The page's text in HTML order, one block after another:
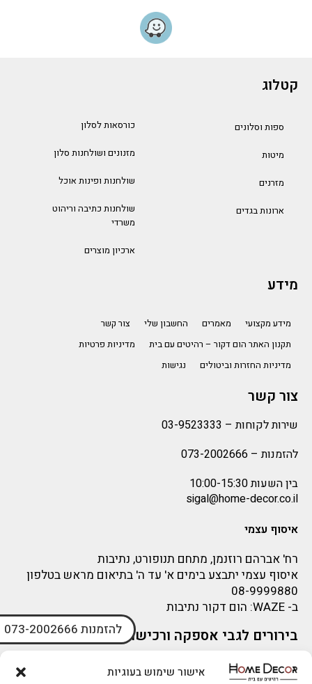
אישור שימוש בעוגיות
להזמנות 073-2002666
קטלוג
ספות וסלונים
מיטות
מזרנים
ארונות בגדים
כורסאות לסלון
מזנונים ושולחנות סלון
שולחנות ופינות אוכל
שולחנות כתיבה וריהוט
משרדי
ארכיון מוצרים
מידע
מידע מקצועי מאמרים החשבון שלי
צור קשר
תקנון האתר הום דקור – רהיטים עם בית
מדיניות פרטיות
מדיניות החזרות וביטולים
נגישות
צור קשר
שירות לקוחות – 03-9523333
להזמנות – 073-2002666
בין השעות 10:00-15:30
sigal@home-decor.co.il
איסוף עצמי
רח' אברהם רוזנמן, מתחם תנופורט, נתיבות
איסוף עצמי יתבצע בימים א' עד ה' בתיאום מראש בטלפון
08-9999880
ב- WAZE: הום דקור נתיבות
בירורים לגבי אספקה ורכישה
בירור לגבי אספקה -ניתן לפנות למייל:
sigal@home-decor.co.il
פניות לפני רכישה – ניתן לפנות למייל: omer@home-